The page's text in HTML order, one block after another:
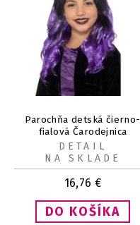
Parochňa detská čierno-
fialová Čarodejnica
16,76 €
DETAIL
NA SKLADE